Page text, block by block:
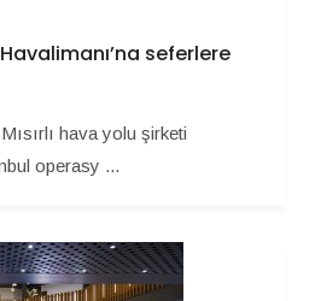
seferlere
hava yolu şirketi
operasy ...